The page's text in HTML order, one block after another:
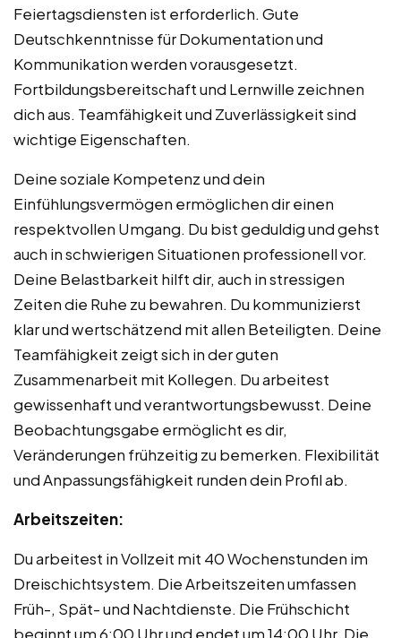
Feiertagsdiensten ist erforderlich. Gute
Deutschkenntnisse für Dokumentation und
Kommunikation werden vorausgesetzt.
Fortbildungsbereitschaft und Lernwille zeichnen
dich aus. Teamfähigkeit und Zuverlässigkeit sind
wichtige Eigenschaften.
Deine soziale Kompetenz und dein
Einfühlungsvermögen ermöglichen dir einen
respektvollen Umgang. Du bist geduldig und gehst
auch in schwierigen Situationen professionell vor.
Deine Belastbarkeit hilft dir, auch in stressigen
Zeiten die Ruhe zu bewahren. Du kommunizierst
klar und wertschätzend mit allen Beteiligten. Deine
Teamfähigkeit zeigt sich in der guten
Zusammenarbeit mit Kollegen. Du arbeitest
gewissenhaft und verantwortungsbewusst. Deine
Beobachtungsgabe ermöglicht es dir,
Veränderungen frühzeitig zu bemerken. Flexibilität
und Anpassungsfähigkeit runden dein Profil ab.
Arbeitszeiten:
Du arbeitest in Vollzeit mit 40 Wochenstunden im
Dreischichtsystem. Die Arbeitszeiten umfassen
Früh-, Spät- und Nachtdienste. Die Frühschicht
beginnt um 6:00 Uhr und endet um 14:00 Uhr. Die